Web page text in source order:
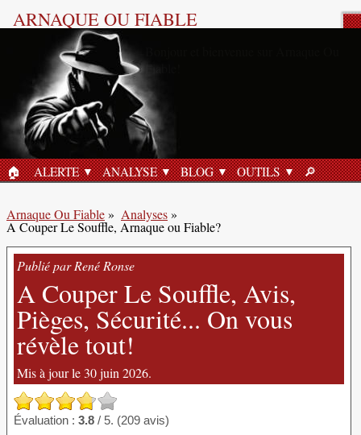
ARNAQUE OU FIABLE
ACCUEIL
🏠︎ ALERTE ANALYSE BLOG OUTILS 🔎︎
Arnaque Ou Fiable» Analyses»
A Couper Le Souffle, Arnaque ou Fiable?
Publié par René Ronse
A Couper Le Souffle, Avis,
Pièges, Sécurité... On vous
révèle tout!
Mis à jour le 30 juin 2026.
Évaluation : 3.8 / 5. (209 avis)